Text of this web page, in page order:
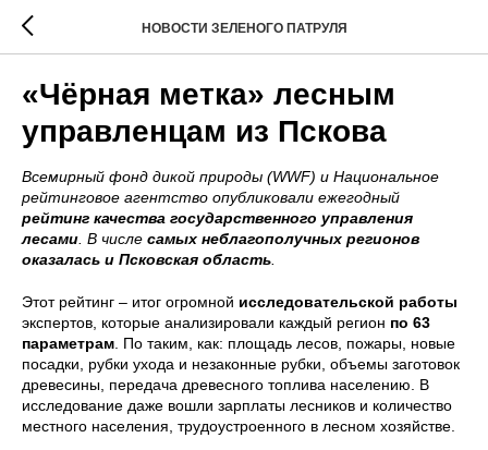
НОВОСТИ ЗЕЛЕНОГО ПАТРУЛЯ
«Чёрная метка» лесным
управленцам из Пскова
Всемирный фонд дикой природы (WWF) и Национальное
рейтинговое агентство опубликовали ежегодный
рейтинг качества государственного управления
лесами . В числе самых неблагополучных регионов
оказалась и Псковская область
Этот рейтинг – итог огромной исследовательской работы
экспертов, которые анализировали каждый регион по 63
параметрам . По таким, как: площадь лесов, пожары, новые
посадки, рубки ухода и незаконные рубки, объемы заготовок
древесины, передача древесного топлива населению. В
исследование даже вошли зарплаты лесников и количество
местного населения, трудоустроенного в лесном хозяйстве.